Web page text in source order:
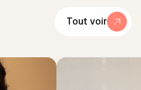
Tout voir